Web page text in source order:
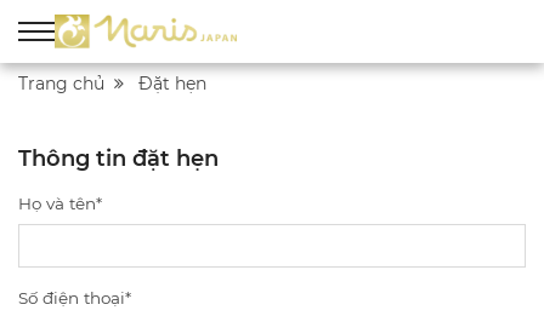
Trang chủ Đặt hẹn
Thông tin đặt hẹn
Họ và tên*
Số điện thoại*